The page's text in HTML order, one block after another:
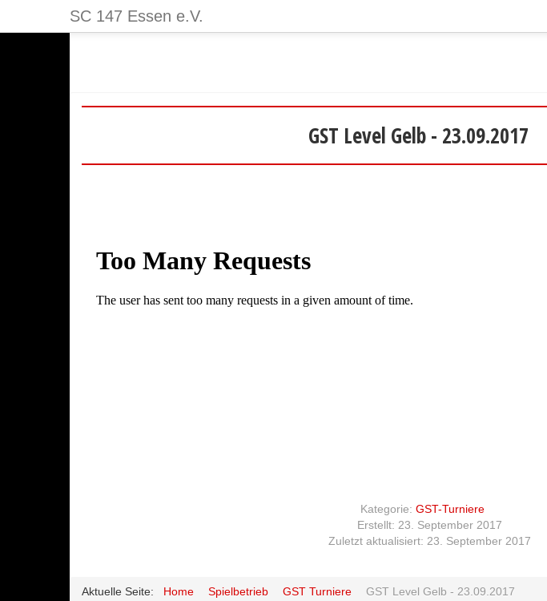
SC 147 Essen e.V.
GST Level Gelb - 23.09.2017
Kategorie: GST-Turniere
Erstellt: 23. September 2017
Zuletzt aktualisiert: 23. September 2017
Aktuelle Seite: Home Spielbetrieb GST Turniere GST Level Gelb - 23.09.2017